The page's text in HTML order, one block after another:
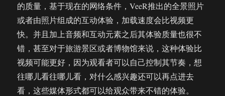
的质量，基于现在的网络条件，VeeR推出的全景照片
或者由照片组成的互动体验，加载速度会比视频更
快。并且加上音频和互动元素之后其体验质量也很不
错，甚至对于旅游景区或者博物馆来说，这种体验比
视频可能更好，因为观看者可以自己控制其节奏，想
往哪儿看往哪儿看，对什么感兴趣还可以再点进去
看，这些媒体形式都可以给观众带来不错的体验。